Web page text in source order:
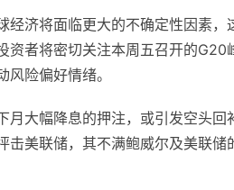
经济将面临更大的不确定性因素
资者将密切关注本周五召开的
险偏好情绪。
月大幅降息的押注，或引发空头
击美联储，其不满鲍威尔及美联